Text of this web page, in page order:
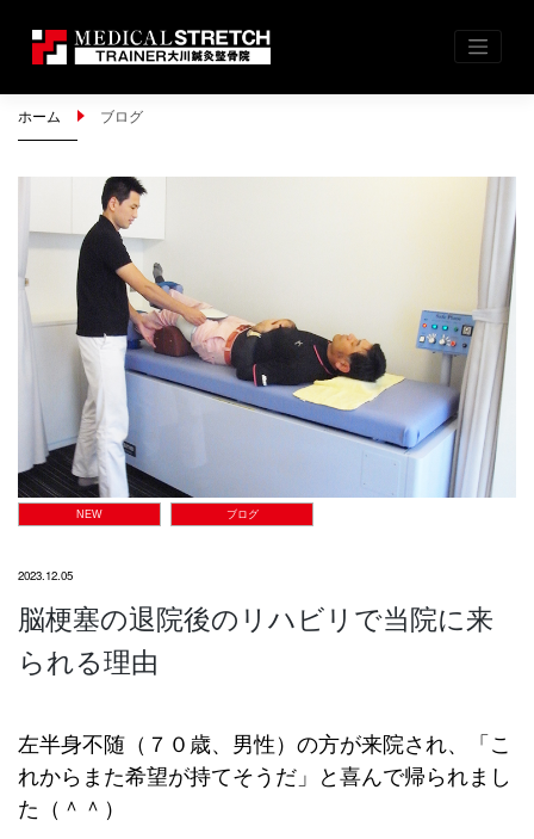
content
ホーム ブログ
NEW ブログ
2023.12.05
脳梗塞の退院後のリハビリで当院に来
られる理由
左半身不随（７０歳、男性）の方が来院され、「こ
れからまた希望が持てそうだ」と喜んで帰られまし
た（＾＾）